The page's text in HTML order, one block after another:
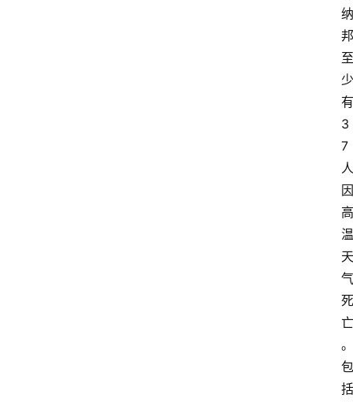
纳
邦
至
少
有
3
7
人
因
高
温
天
气
死
亡
。
包
括